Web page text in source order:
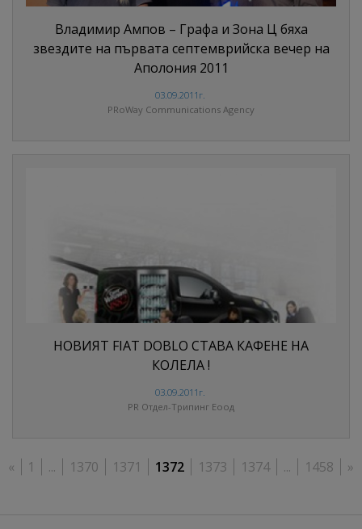
Владимир Ампов – Графа и Зона Ц бяха
звездите на първата септемврийска вечер на
Аполония 2011
03.09.2011г.
PRoWay Communications Agency
НОВИЯТ FIAT DOBLO СТАВА КАФЕНЕ НА
КОЛЕЛА !
03.09.2011г.
PR Отдел-Трипинг Еоод
« 1 ... 1370 1371 1372 1373 1374 ... 1458 »